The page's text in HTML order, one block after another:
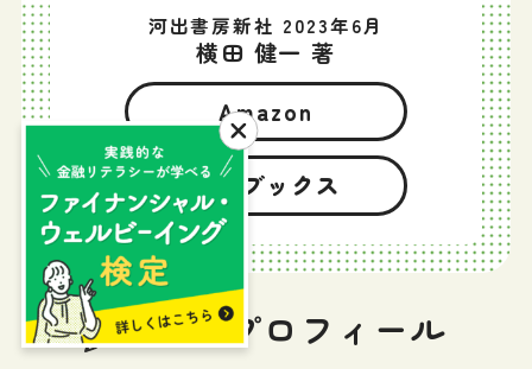
河出書房新社 2023年6月
横田 健一 著
Amazon
楽天ブックス
筆者プロフィール